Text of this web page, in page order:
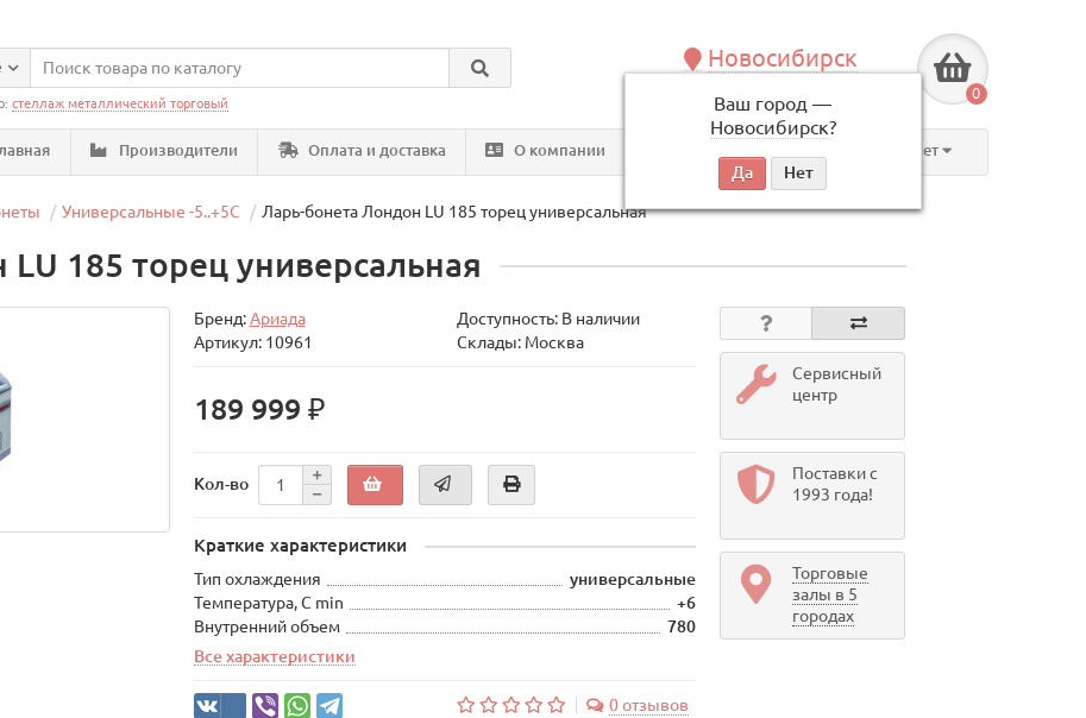
Новосибирск
Ваш город —
Новосибирск?
по будням, с 09:00 до 18:00
0
стеллаж металлический торговый
Производители Оплата и доставка О компании Личный кабинет
Универсальные -5..+5C Ларь-бонета Лондон LU 185 торец универсальная
185 торец универсальная
Бренд:Ариада
Доступность: В наличии
Артикул: 10961
Склады: Москва
189 999 ₽
Кол-во
Краткие характеристики
Тип охлаждения
универсальные
Температура, С min
+6
Внутренний объем
780
Все характеристики
0 отзывов
Сервисный
центр
Поставки с
1993 года!
Торговые
залы в 5
городах